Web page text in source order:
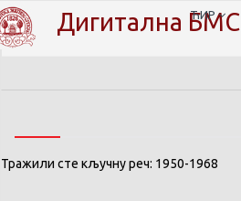
Дигитална БМС
ЋИР
Тражили сте кључну реч: 1950-1968